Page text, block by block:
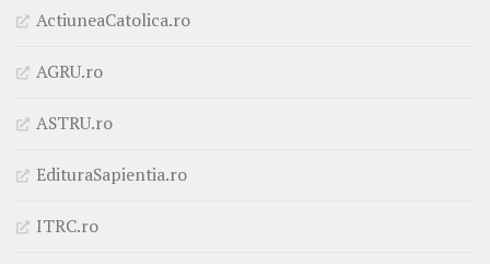
ActiuneaCatolica.ro
AGRU.ro
ASTRU.ro
EdituraSapientia.ro
ITRC.ro